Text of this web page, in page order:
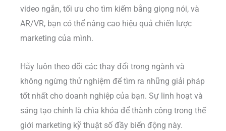
video ngắn, tối ưu cho tìm kiếm bằng giọng nói, và
AR/VR, bạn có thể nâng cao hiệu quả chiến lược
marketing của mình.
Hãy luôn theo dõi các thay đổi trong ngành và
không ngừng thử nghiệm để tìm ra những giải pháp
tốt nhất cho doanh nghiệp của bạn. Sự linh hoạt và
sáng tạo chính là chìa khóa để thành công trong thế
giới marketing kỹ thuật số đầy biến động này.